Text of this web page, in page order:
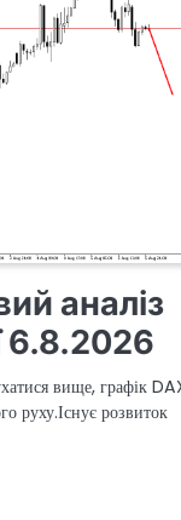
аналіз
6.8.2026
вище, графік
руху.Існує розвиток